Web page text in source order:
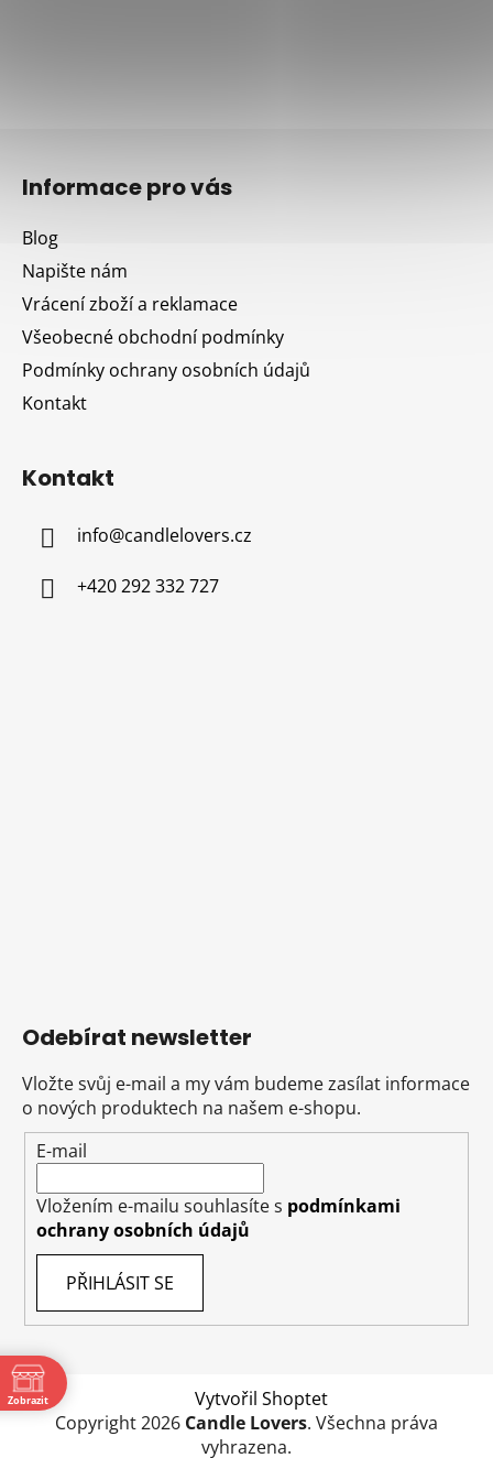
Informace pro vás
Blog
Napište nám
Vrácení zboží a reklamace
Všeobecné obchodní podmínky
Podmínky ochrany osobních údajů
Kontakt
Kontakt
info@candlelovers.cz
+420 292 332 727
Odebírat newsletter
Vložte svůj e-mail a my vám budeme zasílat informace
o nových produktech na našem e-shopu.
E-mail
Vložením e-mailu souhlasíte s podmínkami
ochrany osobních údajů
PŘIHLÁSIT SE
Vytvořil Shoptet
Copyright 2026 Candle Lovers. Všechna práva
vyhrazena.
Zobrazit